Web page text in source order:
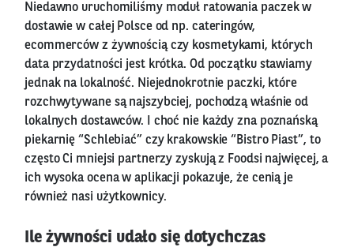
Niedawno uruchomiliśmy moduł ratowania paczek w
dostawie w całej Polsce od np. cateringów,
ecommerców z żywnością czy kosmetykami, których
data przydatności jest krótka. Od początku stawiamy
jednak na lokalność. Niejednokrotnie paczki, które
rozchwytywane są najszybciej, pochodzą właśnie od
lokalnych dostawców. I choć nie każdy zna poznańską
piekarnię “Schlebiać” czy krakowskie “Bistro Piast”, to
często Ci mniejsi partnerzy zyskują z Foodsi najwięcej, a
ich wysoka ocena w aplikacji pokazuje, że cenią je
również nasi użytkownicy.
Ile żywności udało się dotychczas